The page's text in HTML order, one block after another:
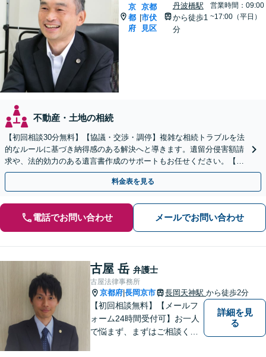
京
都
府
京都
市伏
見区
丹波橋駅
から徒歩1
分
営業時間：09:00
~17:00（平日）
不動産・土地の相続
【初回相談30分無料】【協議・交渉・調停】複雑な相続トラブルを法
的なルールに基づき納得感のある解決へと導きます。遺留分侵害額請
求や、法的効力のある遺言書作成のサポートもお任せください。【京
阪丹波橋駅徒歩1分】【初回相談無料】
料金表を見る
電話でお問い合わせ メールでお問い合わせ
古屋 岳 弁護士
古屋法律事務所
京都府 長岡京市 長岡天神駅 から徒歩2分
【初回相談無料】【メールフ
ォーム24時間受付可】お一人
で悩まず、まずはご相談くだ
詳細を見
る